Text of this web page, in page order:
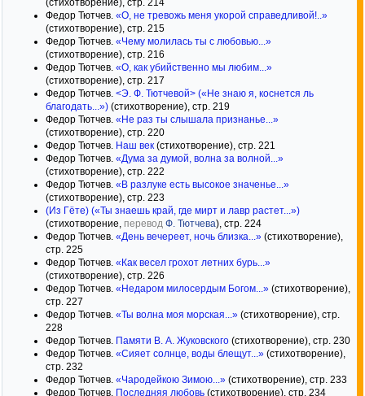
Федор Тютчев. «О, не тревожь меня укорой справедливой!..»
(стихотворение), стр. 215
Федор Тютчев. «Чему молилась ты с любовью...»
(стихотворение), стр. 216
Федор Тютчев. «О, как убийственно мы любим...»
(стихотворение), стр. 217
Федор Тютчев. <Э. Ф. Тютчевой> («Не знаю я, коснется ль
благодать...») (стихотворение), стр. 219
Федор Тютчев. «Не раз ты слышала признанье...»
(стихотворение), стр. 220
Федор Тютчев. Наш век (стихотворение), стр. 221
Федор Тютчев. «Дума за думой, волна за волной...»
(стихотворение), стр. 222
Федор Тютчев. «В разлуке есть высокое значенье...»
(стихотворение), стр. 223
(Из Гёте) («Ты знаешь край, где мирт и лавр растет...»)
(стихотворение, перевод Ф. Тютчева), стр. 224
Федор Тютчев. «День вечереет, ночь близка...» (стихотворение),
стр. 225
Федор Тютчев. «Как весел грохот летних бурь...»
(стихотворение), стр. 226
Федор Тютчев. «Недаром милосердым Богом...» (стихотворение),
стр. 227
Федор Тютчев. «Ты волна моя морская...» (стихотворение), стр.
228
Федор Тютчев. Памяти В. А. Жуковского (стихотворение), стр. 230
Федор Тютчев. «Сияет солнце, воды блещут...» (стихотворение),
стр. 232
Федор Тютчев. «Чародейкою Зимою...» (стихотворение), стр. 233
Федор Тютчев. Последняя любовь (стихотворение), стр. 234